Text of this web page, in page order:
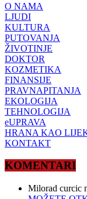
O NAMA
LJUDI
KULTURA
PUTOVANJA
ŽIVOTINJE
DOKTOR
KOZMETIKA
FINANSIJE
PRAVNAPITANJA
EKOLOGIJA
TEHNOLOGIJA
eUPRAVA
HRANA KAO
KONTAKT
KOMENTARI
Milorad curcic